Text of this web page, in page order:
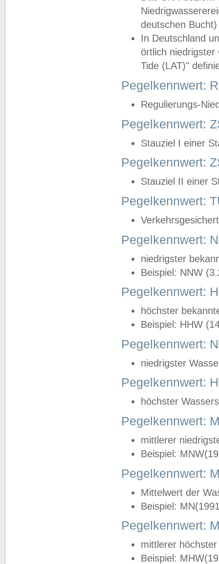
deutschen
In Deutschland
örtlich
Tide (LAT)"
Pegelkennwert:
Regulierungs-
Pegelkennwert:
Stauziel I einer
Pegelkennwert:
Stauziel II einer
Pegelkennwert:
Pegelkennwert:
niedrigster
Beispiel: NNW
Pegelkennwert:
höchster
Beispiel: HHW
Pegelkennwert:
niedrigster
Pegelkennwert:
höchster
Pegelkennwert:
mittlerer
Beispiel:
Pegelkennwert:
Mittelwert der
Beispiel:
Pegelkennwert:
mittlerer
Beispiel: